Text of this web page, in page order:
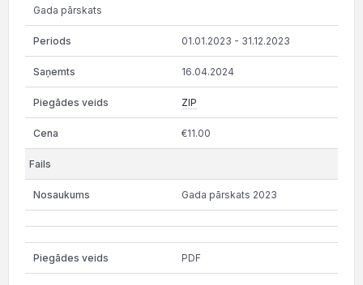
Gada pārskats
01.01.2023 - 31.12.2023
16.04.2024
ZIP
€11.00
Gada pārskats 2023
PDF